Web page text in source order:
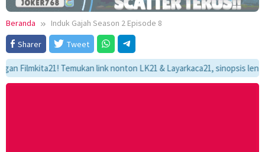
Beranda
Induk Gajah Season 2 Episode 8
Sharer
Tweet
Filmkita21! Temukan link nonton LK21 & Layarkaca21, sinopsis